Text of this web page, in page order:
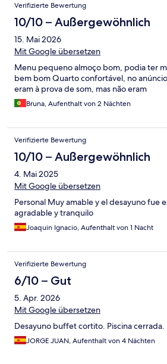
Verifizierte Bewertung
10/10 – Außergewöhnlich
15. Mai 2026
Mit Google übersetzen
Menu pequeno almoço bom, podia ter
bem bom Quarto confortável, no
eram à prova de som, mas não eram
Bruna, Aufenthalt von 2 Nächten
Verifizierte Bewertung
10/10 – Außergewöhnlich
4. Mai 2025
Mit Google übersetzen
Personal Muy amable y el desayuno fue
agradable y tranquilo
Joaquin Ignacio, Aufenthalt von 1 Nacht
Verifizierte Bewertung
6/10 – Gut
5. Apr. 2026
Mit Google übersetzen
Desayuno buffet cortito. Piscina cerrada.
JORGE JUAN, Aufenthalt von 4 Nächten